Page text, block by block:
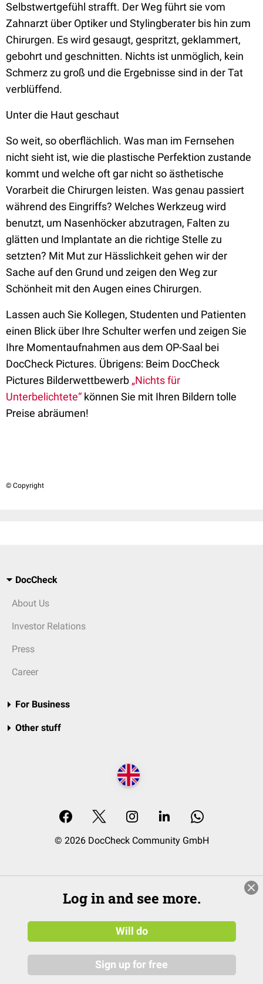
Selbstwertgefühl strafft. Der Weg führt sie vom
Zahnarzt über Optiker und Stylingberater bis hin zum
Chirurgen. Es wird gesaugt, gespritzt, geklammert,
gebohrt und geschnitten. Nichts ist unmöglich, kein
Schmerz zu groß und die Ergebnisse sind in der Tat
verblüffend.
Unter die Haut geschaut
So weit, so oberflächlich. Was man im Fernsehen
nicht sieht ist, wie die plastische Perfektion zustande
kommt und welche oft gar nicht so ästhetische
Vorarbeit die Chirurgen leisten. Was genau passiert
während des Eingriffs? Welches Werkzeug wird
benutzt, um Nasenhöcker abzutragen, Falten zu
glätten und Implantate an die richtige Stelle zu
setzten? Mit Mut zur Hässlichkeit gehen wir der
Sache auf den Grund und zeigen den Weg zur
Schönheit mit den Augen eines Chirurgen.
Lassen auch Sie Kollegen, Studenten und Patienten
einen Blick über Ihre Schulter werfen und zeigen Sie
Ihre Momentaufnahmen aus dem OP-Saal bei
DocCheck Pictures. Übrigens: Beim DocCheck
Pictures Bilderwettbewerb „Nichts für
Unterbelichtete“ können Sie mit Ihren Bildern tolle
Preise abräumen!
© Copyright
DocCheck
About Us
Investor Relations
Press
Career
For Business
Other stuff
© 2026 DocCheck Community GmbH
Log in and see more.
Will do
Sign up for free